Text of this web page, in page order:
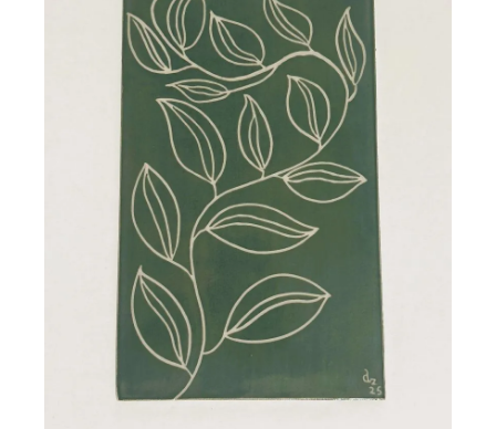
Plaque gravée en céramique
NATYA
92,00€